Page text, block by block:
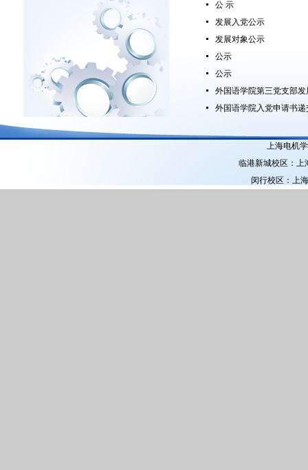
公 示
发展入党公示
发展对象公示
公示
公示
外国语学院第三党支部
外国语学院入党申请书
上海电机
临港新城校区：上
闵行校区：上